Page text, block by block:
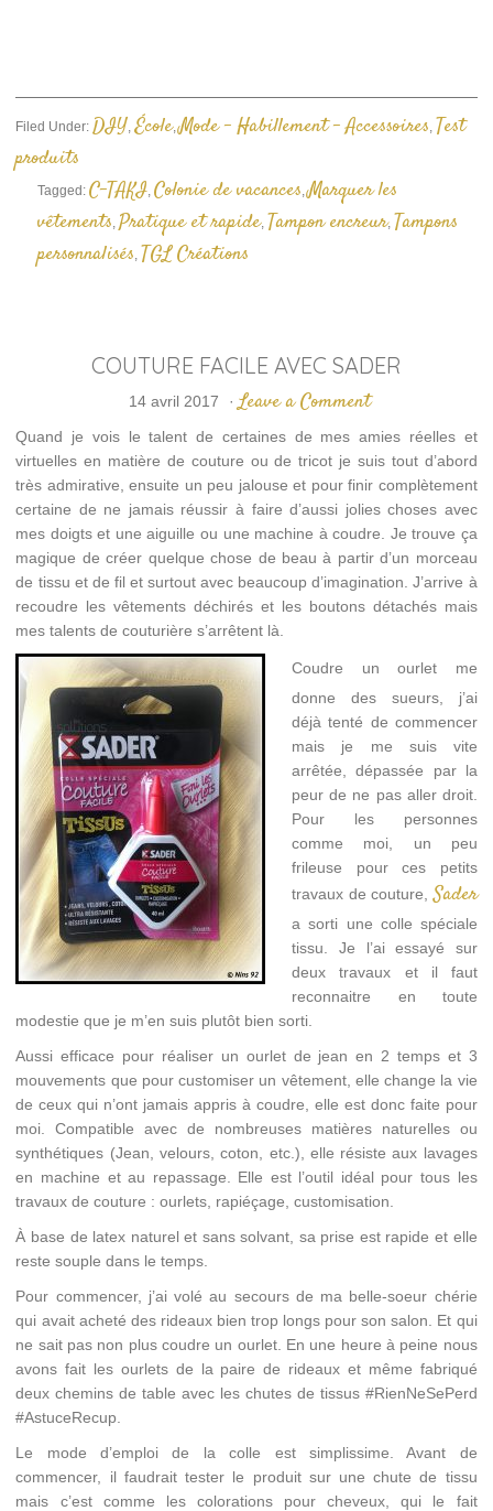
Filed Under: DIY,École,Mode - Habillement - Accessoires, Test
produits
Tagged:C-TAKI,Colonie de vacances,Marquer les
vêtements,Pratique et rapide, Tampon encreur, Tampons
personnalisés, TGL Créations
COUTURE FACILE AVEC SADER
14 avril 2017 · Leave a Comment
Quand je vois le talent de certaines de mes amies réelles et
virtuelles en matière de couture ou de tricot je suis tout d’abord
très admirative, ensuite un peu jalouse et pour finir complètement
certaine de ne jamais réussir à faire d’aussi jolies choses avec
mes doigts et une aiguille ou une machine à coudre. Je trouve ça
magique de créer quelque chose de beau à partir d’un morceau
de tissu et de fil et surtout avec beaucoup d’imagination. J’arrive à
recoudre les vêtements déchirés et les boutons détachés mais
mes talents de couturière s’arrêtent là.
Coudre un ourlet me
donne des sueurs, j’ai
déjà tenté de commencer
mais je me suis vite
arrêtée, dépassée par la
peur de ne pas aller droit.
Pour les personnes
comme moi, un peu
frileuse pour ces petits
travaux de couture, Sader
a sorti une colle spéciale
tissu. Je l’ai essayé sur
deux travaux et il faut
reconnaitre en toute
modestie que je m’en suis plutôt bien sorti.
Aussi efficace pour réaliser un ourlet de jean en 2 temps et 3
mouvements que pour customiser un vêtement, elle change la vie
de ceux qui n’ont jamais appris à coudre, elle est donc faite pour
moi. Compatible avec de nombreuses matières naturelles ou
synthétiques (Jean, velours, coton, etc.), elle résiste aux lavages
en machine et au repassage. Elle est l’outil idéal pour tous les
travaux de couture : ourlets, rapiéçage, customisation.
À base de latex naturel et sans solvant, sa prise est rapide et elle
reste souple dans le temps.
Pour commencer, j’ai volé au secours de ma belle-soeur chérie
qui avait acheté des rideaux bien trop longs pour son salon. Et qui
ne sait pas non plus coudre un ourlet. En une heure à peine nous
avons fait les ourlets de la paire de rideaux et même fabriqué
deux chemins de table avec les chutes de tissus #RienNeSePerd
#AstuceRecup.
Le mode d’emploi de la colle est simplissime. Avant de
commencer, il faudrait tester le produit sur une chute de tissu
mais c’est comme les colorations pour cheveux, qui le fait